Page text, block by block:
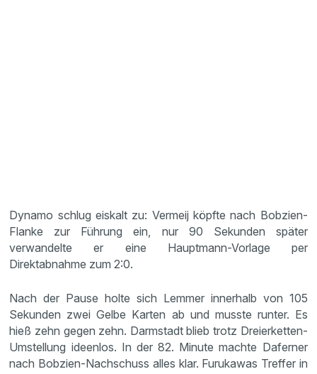
Dynamo schlug eiskalt zu: Vermeij köpfte nach Bobzien-
Flanke zur Führung ein, nur 90 Sekunden später
verwandelte er eine Hauptmann-Vorlage per
Direktabnahme zum 2:0.
Nach der Pause holte sich Lemmer innerhalb von 105
Sekunden zwei Gelbe Karten ab und musste runter. Es
hieß zehn gegen zehn. Darmstadt blieb trotz Dreierketten-
Umstellung ideenlos. In der 82. Minute machte Daferner
nach Bobzien-Nachschuss alles klar. Furukawas Treffer in